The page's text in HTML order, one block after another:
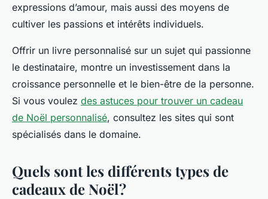
expressions d’amour, mais aussi des moyens de
cultiver les passions et intérêts individuels.
Offrir un livre personnalisé sur un sujet qui passionne
le destinataire, montre un investissement dans la
croissance personnelle et le bien-être de la personne.
Si vous voulez des astuces pour trouver un cadeau
de Noël personnalisé, consultez les sites qui sont
spécialisés dans le domaine.
Quels sont les différents types de
cadeaux de Noël ?